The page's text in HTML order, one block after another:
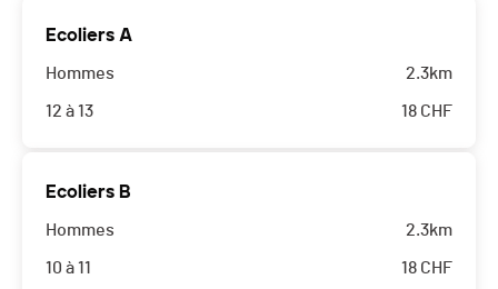
Ecoliers A
Hommes
12 à 13
2.3km
18 CHF
Ecoliers B
Hommes
10 à 11
2.3km
18 CHF